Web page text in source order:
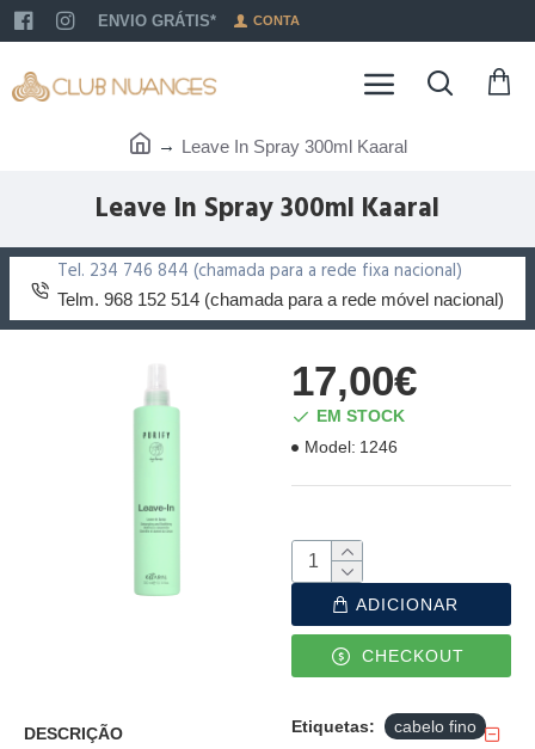
ENVIO GRÁTIS* CONTA
Leave In Spray 300ml Kaaral
Leave In Spray 300ml Kaaral
Tel. 234 746 844 (chamada para a rede fixa nacional)
Telm. 968 152 514 (chamada para a rede móvel nacional)
17,00€
EM STOCK
Model: 1246
ADICIONAR
CHECKOUT
Etiquetas: cabelo fino
DESCRIÇÃO